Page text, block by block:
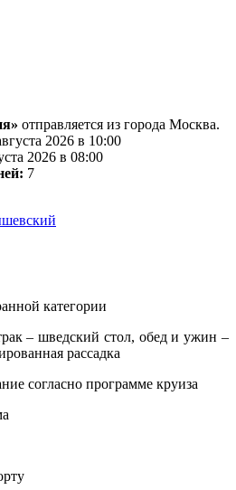
отправляется из города Москва.
2026 в 10:00
2026 в 08:00
7
категории
– шведский стол, обед и ужин –
рассадка
согласно программе круиза